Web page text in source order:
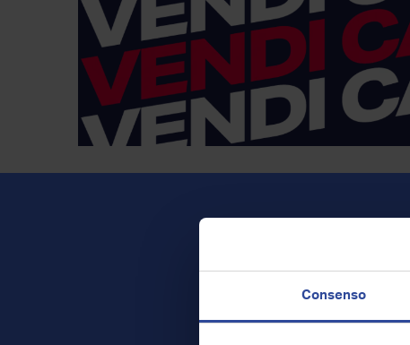
Consenso